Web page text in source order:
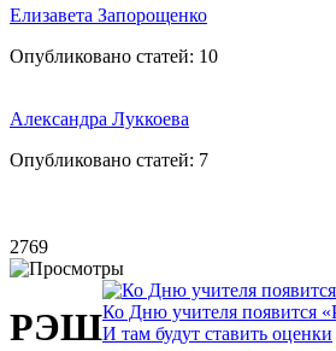
Елизавета Запорощенко
Опубликовано статей: 10
Александра Луккоева
Опубликовано статей: 7
2769
РЭШКо Дню учителя появится
И там будут ставить оценки